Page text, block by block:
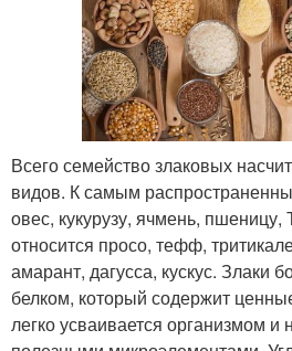
Всего семейство злаковых
видов. К самым
овес, кукурузу, ячмень, пшеницу,
относится просо, тефф,
амарант, дагусса, кускус. Злаки
белком, который содержит
легко усваивается организмом и